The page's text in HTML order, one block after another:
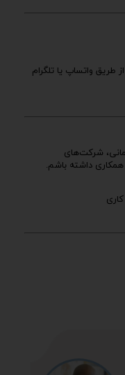
طریق واتساپ یا تلگرام
شرکت‌های
داشته باشم.